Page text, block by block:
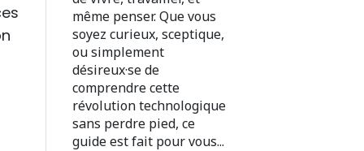
même penser. Que vous
soyez curieux, sceptique,
ou simplement
désireux·se de
comprendre cette
révolution technologique
sans perdre pied, ce
guide est fait pour vous...